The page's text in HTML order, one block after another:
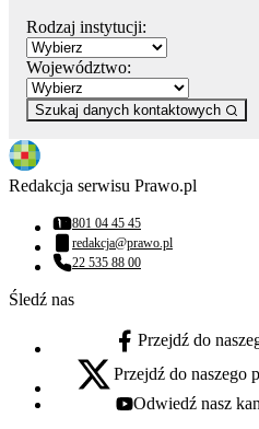
Rodzaj instytucji:
Województwo:
Szukaj danych kontaktowych
Redakcja serwisu Prawo.pl
Numer telefonu:
801 04 45 45
Adres email:
redakcja@prawo.pl
Numer telefonu:
22 535 88 00
Śledź nas
facebook - otwiera się w
Przejdź do
x - otwiera się w nowej karcie
Przejdź do
youtube - otwiera się w
Odwiedź nasz